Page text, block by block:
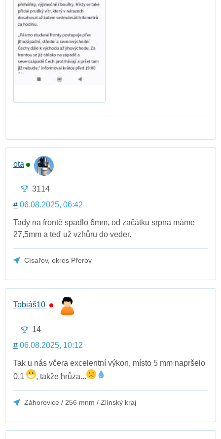
ota
3114
# 06.08.2025, 06:42
Tady na frontě spadlo 6mm, od začátku srpna máme
27,5mm a teď už vzhůru do veder.
Císařov, okres Přerov
Tobiáš10
14
# 06.08.2025, 10:12
Tak u nás včera excelentní výkon, místo 5 mm napršelo
0,1
, takže hrůza...
Záhorovice / 256 mnm / Zlínský kraj